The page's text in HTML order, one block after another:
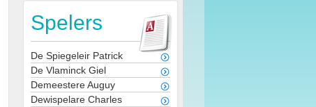
Spelers
De Spiegeleir Patrick
De Vlaminck Giel
Demeestere Auguy
Dewispelare Charles